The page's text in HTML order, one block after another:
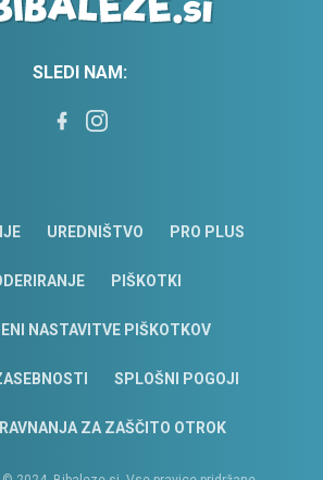
SLEDI NAM:
UREDNIŠTVO PRO PLUS
PIŠKOTKI
NASTAVITVE PIŠKOTKOV
SPLOŠNI POGOJI
ZA ZAŠČITO OTROK